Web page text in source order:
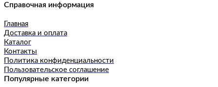
Справочная информация
Главная
Доставка и оплата
Каталог
Контакты
Политика конфиденциальности
Пользовательское соглашение
Популярные категории